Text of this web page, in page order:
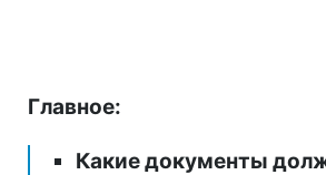
Главное:
Какие документы